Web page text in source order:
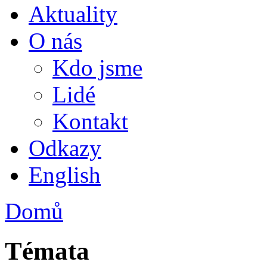
Aktuality
O nás
Kdo jsme
Lidé
Kontakt
Odkazy
English
Domů
Témata